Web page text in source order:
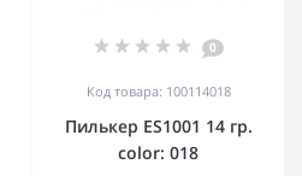
0
Код товара: 100114018
Пилькер ES1001 14 гр.
color: 018